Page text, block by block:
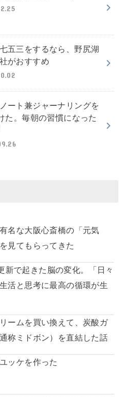
五三をするなら、野尻湖
がおすすめ
ート兼ジャーナリングを
た。毎朝の習慣になった
名な大阪心斎橋の「元気
見てもらってきた
新で起きた脳の変化。「日々
活と思考に最高の循環が生
ームを買い換えて、炭酸ガ
称ミドボン）を直結した話
ッケを作った